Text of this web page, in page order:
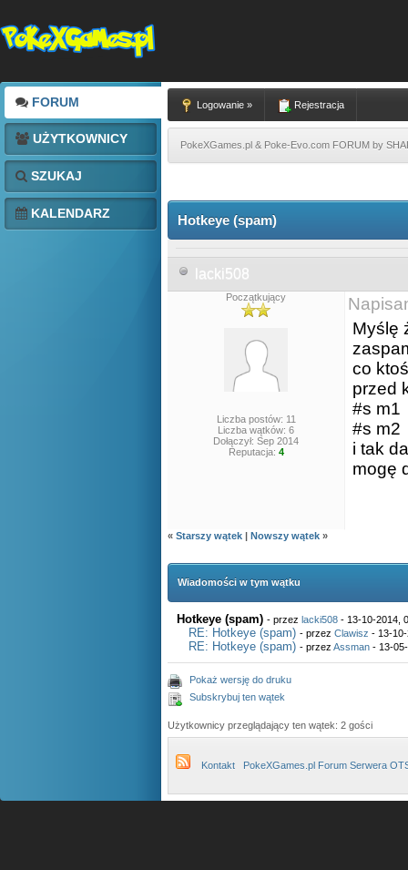
FORUM
UŻYTKOWNICY
SZUKAJ
KALENDARZ
Logowanie » Rejestracja
PokeXGames.pl & Poke-Evo.com FORUM by
Hotkeye (spam)
lacki508
Początkujący
Liczba postów: 11
Liczba wątków: 6
Dołączył: Sep 2014
Reputacja: 4
Myślę
co
przed
#s m1
#s m2
i tak
mogę
« Starszy wątek | Nowszy wątek »
Wiadomości w tym wątku
Hotkeye (spam) - przez lacki508 - 13-10-2014,
RE: Hotkeye (spam) - przez Clawisz - 13-
RE: Hotkeye (spam) - przez Assman - 13-
Pokaż wersję do druku
Subskrybuj ten wątek
Użytkownicy przeglądający ten wątek: 2 gości
Kontakt PokeXGames.pl Forum Serwera